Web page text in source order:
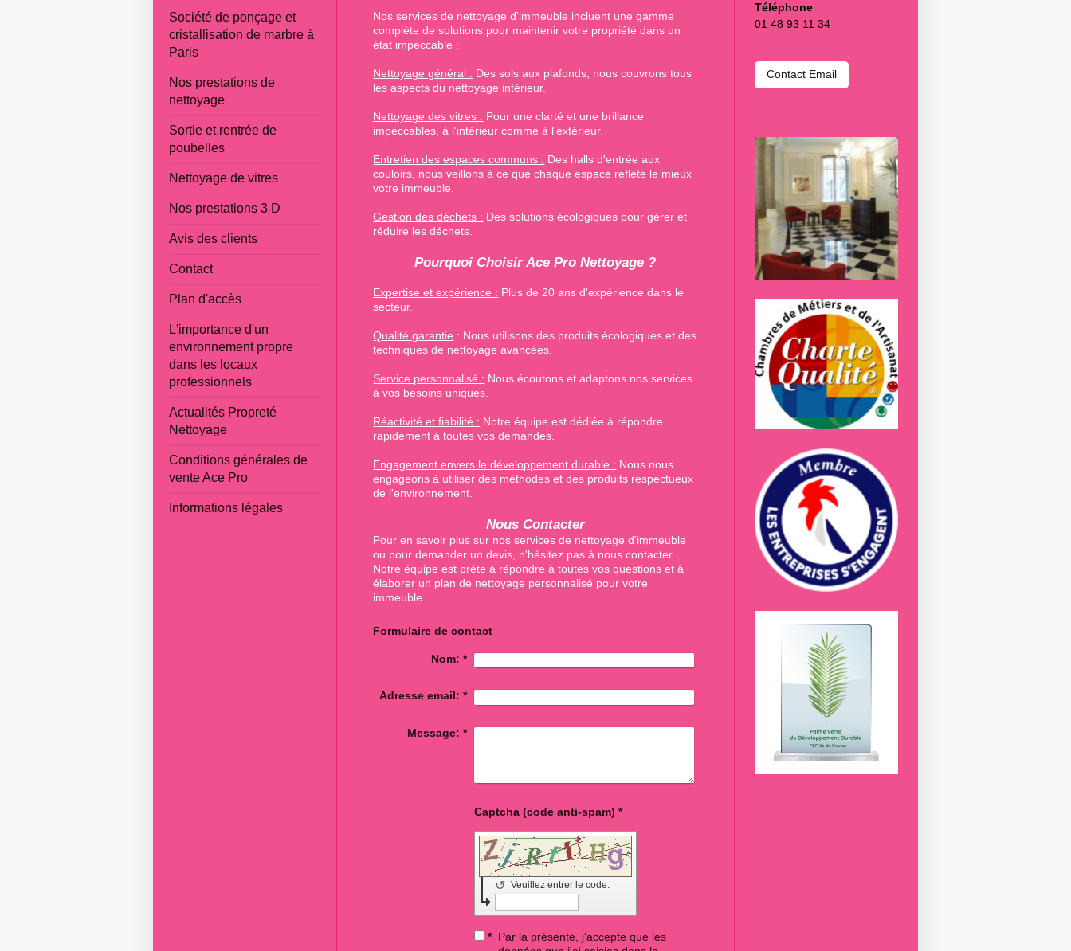
Société de ponçage et
cristallisation de marbre à
Paris
Nos prestations de
nettoyage
Sortie et rentrée de
poubelles
Nettoyage de vitres
Nos prestations 3 D
Avis des clients
Contact
Plan d'accès
L'importance d'un
environnement propre
dans les locaux
professionnels
Actualités Propreté
Nettoyage
Conditions générales de
vente Ace Pro
Informations légales
Nos services de nettoyage d'immeuble incluent une gamme
complète de solutions pour maintenir votre propriété dans un
état impeccable :
Nettoyage général : Des sols aux plafonds, nous couvrons tous
les aspects du nettoyage intérieur.
Nettoyage des vitres : Pour une clarté et une brillance
impeccables, à l'intérieur comme à l'extérieur.
Entretien des espaces communs : Des halls d'entrée aux
couloirs, nous veillons à ce que chaque espace reflète le mieux
votre immeuble.
Gestion des déchets : Des solutions écologiques pour gérer et
réduire les déchets.
Pourquoi Choisir Ace Pro Nettoyage ?
Expertise et expérience : Plus de 20 ans d'expérience dans le
secteur.
Qualité garantie : Nous utilisons des produits écologiques et des
techniques de nettoyage avancées.
Service personnalisé : Nous écoutons et adaptons nos services
à vos besoins uniques.
Réactivité et fiabilité : Notre équipe est dédiée à répondre
rapidement à toutes vos demandes.
Engagement envers le développement durable : Nous nous
engageons à utiliser des méthodes et des produits respectueux
de l'environnement.
Nous Contacter
Pour en savoir plus sur nos services de nettoyage d'immeuble
ou pour demander un devis, n'hésitez pas à nous contacter.
Notre équipe est prête à répondre à toutes vos questions et à
élaborer un plan de nettoyage personnalisé pour votre
immeuble.
Formulaire de contact
Nom: *
Adresse email: *
Message: *
Captcha (code anti-spam) *
Veuillez entrer le code.
↺
*
Par la présente, j'accepte que les
Téléphone
01 48 93 11 34
Contact Email